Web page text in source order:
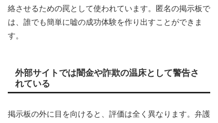
絡させるための罠として使われています。匿名の掲示板で
は、誰でも簡単に嘘の成功体験を作り出すことができま
す。
外部サイトでは闇金や詐欺の温床として警告さ
れている
掲示板の外に目を向けると、評価は全く異なります。弁護